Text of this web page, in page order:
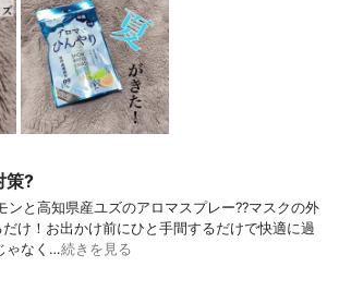
策?
ンと高知県産ユズのアロマスプレー??マスクの外
け！お出かけ前にひと手間するだけで快適に過
ゃなく…続きを見る